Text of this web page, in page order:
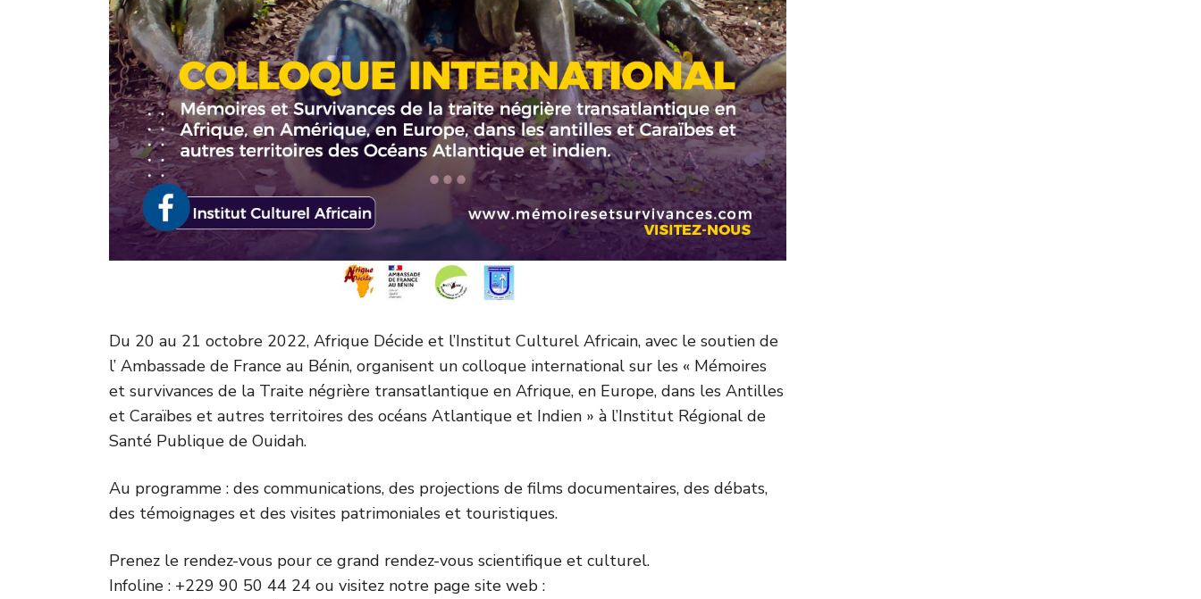
Du 20 au 21 octobre 2022, Afrique Décide et l’Institut Culturel Africain, avec le soutien de
l’ Ambassade de France au Bénin, organisent un colloque international sur les « Mémoires
et survivances de la Traite négrière transatlantique en Afrique, en Europe, dans les Antilles
et Caraïbes et autres territoires des océans Atlantique et Indien » à l’Institut Régional de
Santé Publique de Ouidah.
Au programme : des communications, des projections de films documentaires, des débats,
des témoignages et des visites patrimoniales et touristiques.
Prenez le rendez-vous pour ce grand rendez-vous scientifique et culturel.
Infoline : +229 90 50 44 24 ou visitez notre page site web :